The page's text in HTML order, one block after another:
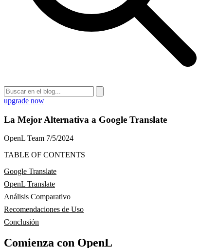
upgrade now
La Mejor Alternativa a Google Translate
OpenL Team 7/5/2024
TABLE OF CONTENTS
Google Translate
OpenL Translate
Análisis Comparativo
Recomendaciones de Uso
Conclusión
Comienza con OpenL